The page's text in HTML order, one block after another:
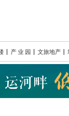
产 业 园 文旅地产